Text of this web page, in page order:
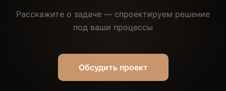
Расскажите о задаче — спроектируем решение
под ваши процессы
Обсудить проект